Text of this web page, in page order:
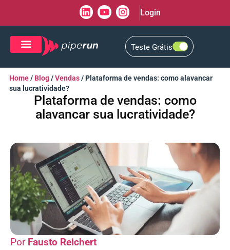
Login
Teste Grátis
Home/ Blog/Vendas/Plataforma de vendas: como alavancar
sua lucratividade?
Plataforma de vendas: como
alavancar sua lucratividade?
Fausto Reichert